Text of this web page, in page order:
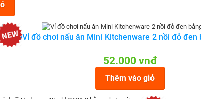
LêVỉ đồ chơi nấu ăn Mini Kitchenware 2 nồi đỏ đen
52.000 vnđ
Thêm vào giỏ